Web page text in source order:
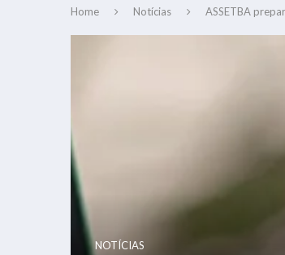
Home Notícias ASSETBA
NOTÍCIAS